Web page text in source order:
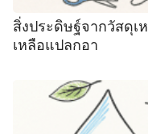
สิ่งประดิษฐ์จากวัสดุ
เหลือแปลกอา